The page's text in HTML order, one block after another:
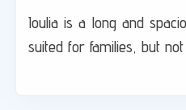
Ioulia is a long and
suited for families, but